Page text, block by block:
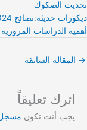
تحديث الصكوك
ديكورات حديثة:نصائح 2024
أهمية الدراسات المرورية
→ المقالة السابقة
اترك تعليقاً
يجب أنت تكون مسجل